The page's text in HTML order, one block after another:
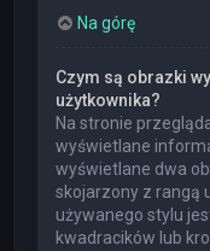
Na górę
Czym są obrazki
użytkownika?
Na stronie
wyświetlane
wyświetlane dwa
skojarzony z rangą
używanego stylu
kwadracików lub